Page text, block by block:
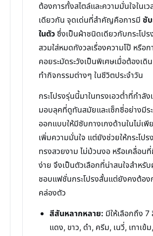
ต้องการทั้งสไตล์และความมั่นใจในเว
เดียวกัน จุดเด่นที่สำคัญคือการมี ซั
ในตัวซึ่งเป็นผ้าชนิดเดียวกับกระโปร
สวมใส่หมดกังวลเรื่องความโป๊ หรือ
คอยระมัดระวังเป็นพิเศษเมื่อต้องเดิ
ทำกิจกรรมต่างๆ ในชีวิตประจำวัน
กระโปรงรุ่นนี้มาในทรงเอวต่ำที่กำลั
มอบลุคที่ดูทันสมัยและเซ็กซี่อย่างมีร
ออกแบบให้มีซับกางเกงด้านในไม่เพี
เพิ่มความมั่นใจ แต่ยังช่วยให้กระโป
ทรงสวยงาม ไม่ม้วนงอ หรือเคลื่อน
ง่าย จึงเป็นตัวเลือกที่น่าสนใจสำหรั
ชอบแฟชั่นกระโปรงสั้นแต่ยังคงต้อง
คล่องตัว
สีสันหลากหลาย: มีให้เลือกถึง 7
แดง, ขาว, ดำ, ครีม, เนวี่, เทาเข้ม